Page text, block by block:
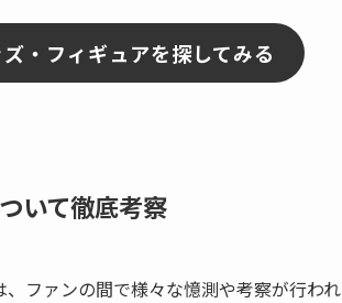
・フィギュアを探してみる
いて徹底考察
ファンの間で様々な憶測や考察が行わ